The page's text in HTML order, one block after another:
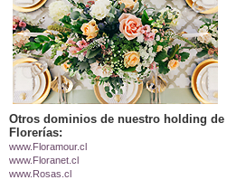
Otros dominios de nuestro holding de
Florerías:
www.Floramour.cl
www.Floranet.cl
www.Rosas.cl